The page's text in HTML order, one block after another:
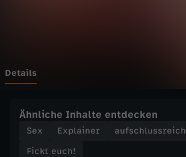
o
w
i
Details
Ähnliche Inhalte entdecken
Sex Explainer
aufschlussreich
Fickt euch!